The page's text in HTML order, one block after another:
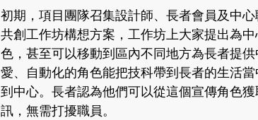
初期，項目團隊召集設計師、長者會員及中
共創工作坊構想方案，工作坊上大家提出為
色，甚至可以移動到區內不同地方為長者提
愛、自動化的角色能把技科帶到長者的生活
到中心。長者認為他們可以從這個宣傳角色
訊，無需打擾職員。